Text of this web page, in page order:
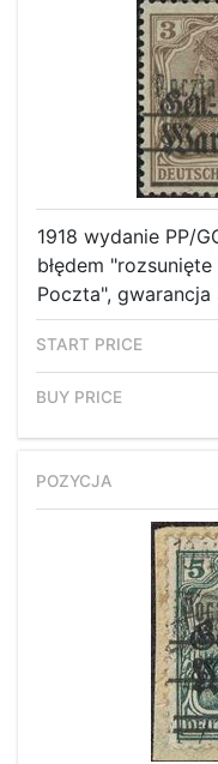
1918 wydanie PP/
błędem
Poczta", gwarancja